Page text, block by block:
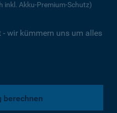
inkl. Akku-Premium-Schutz)
- wir kümmern uns um alles
berechnen